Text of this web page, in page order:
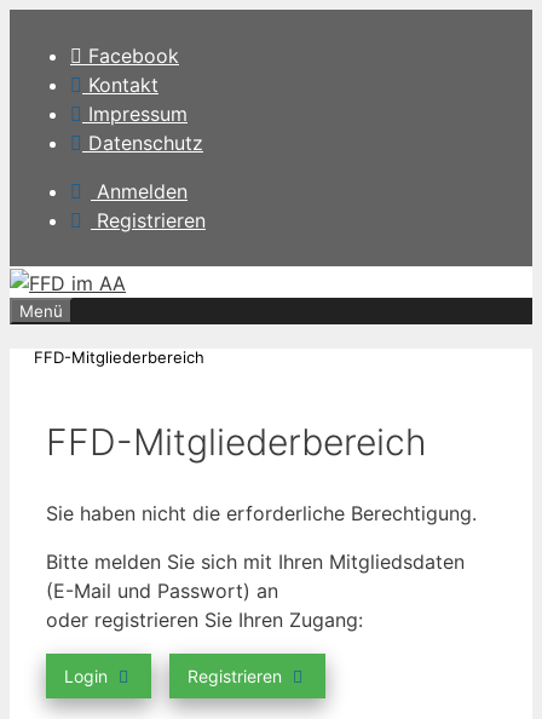
Inhalt
springen
Facebook
Kontakt
Impressum
Datenschutz
Anmelden
Registrieren
Menü
FFD-Mitgliederbereich
FFD-Mitgliederbereich
Sie haben nicht die erforderliche Berechtigung.
Bitte melden Sie sich mit Ihren Mitgliedsdaten
(E-Mail und Passwort) an
oder registrieren Sie Ihren Zugang:
Login Registrieren